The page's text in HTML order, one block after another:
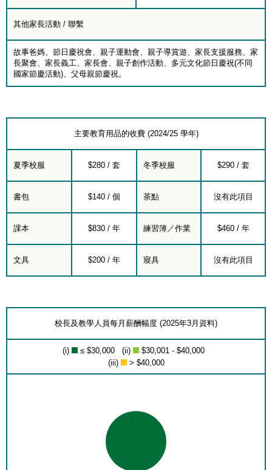
其他家長活動 / 聯繫
故事爸媽、節日慶祝會、親子運動會、親子導賞遊、家長支援服務、家
長聚會、家長義工、家長會、親子創作活動、多元文化節日慶祝(不同
國家節慶活動)、父母親節慶祝。
主要教育用品的收費 (2024/25 學年)
夏季校服 $280 / 套 冬季校服 $290 / 套
書包 $140 / 個 茶點 沒有此項目
課本 $830 / 年 練習簿／作業 $460 / 年
文具 $200 / 年 寢具 沒有此項目
校長及教學人員每月薪酬幅度 (2025年3月資料)
(i) ≤ $30,000 (ii)
$30,001 - $40,000
(iii)
> $40,000